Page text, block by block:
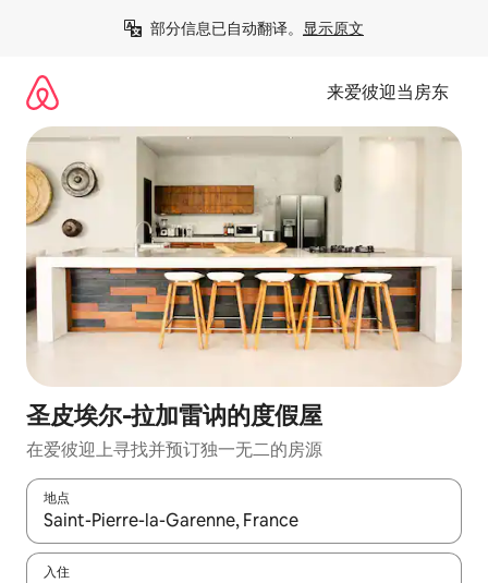
部分信息已自动翻译。 显示原文
来爱彼迎当房东
圣皮埃尔-拉加雷讷的度假屋
在爱彼迎上寻找并预订独一无二的房源
地点
如有搜索结果，请使用上下方向键查看，或通过点击或滑动手势
入住